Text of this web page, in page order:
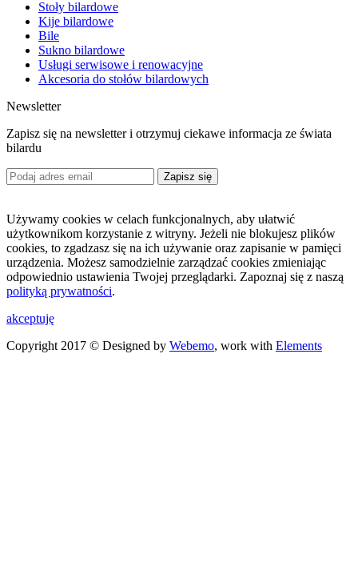
Stoły bilardowe
Kije bilardowe
Bile
Sukno bilardowe
Usługi serwisowe i renowacyjne
Akcesoria do stołów bilardowych
Newsletter
Zapisz się na newsletter i otrzymuj ciekawe informacja ze świata
bilardu
Zapisz się
Używamy cookies w celach funkcjonalnych, aby ułatwić
użytkownikom korzystanie z witryny. Jeżeli nie blokujesz plików
cookies, to zgadzasz się na ich używanie oraz zapisanie w pamięci
urządzenia. Możesz samodzielnie zarządzać cookies zmieniając
odpowiednio ustawienia Twojej przeglądarki. Zapoznaj się z naszą
polityką prywatności.
akceptuję
Copyright 2017 © Designed by Webemo, work with Elements